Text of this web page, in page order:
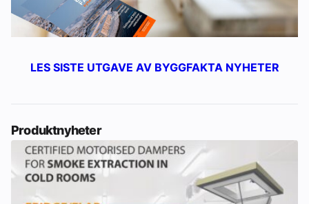
LES SISTE UTGAVE AV BYGGFAKTA NYHETER
Produktnyheter